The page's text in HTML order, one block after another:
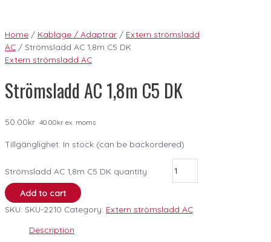
Home / Kablage / Adaptrar / Extern strömsladd
AC / Strömsladd AC 1,8m C5 DK
Extern strömsladd AC
Strömsladd AC 1,8m C5 DK
50.00kr 40.00kr ex. moms
Tillgänglighet: In stock (can be backordered)
Strömsladd AC 1,8m C5 DK quantity
Add to cart
SKU: SKU-2210 Category: Extern strömsladd AC
Description